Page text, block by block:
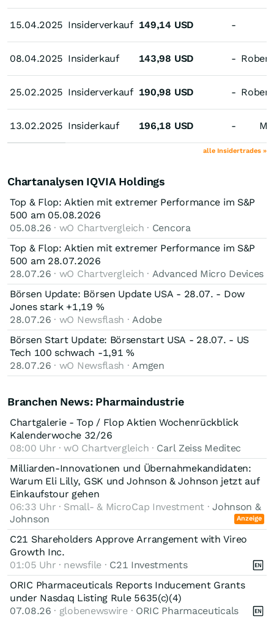
15.04.2025
08.04.2025
25.02.2025
13.02.2025
15.04.2025 Insiderverkauf 149,14 USD -
08.04.2025 Insiderkauf 143,98 USD -
25.02.2025 Insiderverkauf 190,98 USD -
13.02.2025 Insiderkauf 196,18 USD -
alle Insidertrades »
Chartanalysen IQVIA Holdings
Top & Flop: Aktien mit extremer Performance im S&P
500 am 05.08.2026
05.08.26 · wO Chartvergleich · Cencora
Top & Flop: Aktien mit extremer Performance im S&P
500 am 28.07.2026
28.07.26 · wO Chartvergleich · Advanced Micro Devices
Börsen Update: Börsen Update USA - 28.07. - Dow
Jones stark +1,19 %
28.07.26 · wO Newsflash · Adobe
Börsen Start Update: Börsenstart USA - 28.07. - US
Tech 100 schwach -1,91 %
28.07.26 · wO Newsflash · Amgen
Branchen News: Pharmaindustrie
Chartgalerie - Top / Flop Aktien Wochenrückblick
Kalenderwoche 32/26
08:00 Uhr · wO Chartvergleich · Carl Zeiss Meditec
Milliarden-Innovationen und Übernahmekandidaten:
Warum Eli Lilly, GSK und Johnson & Johnson jetzt auf
Einkaufstour gehen
06:33 Uhr · Small- & MicroCap Investment ·Johnson &
Johnson
Anzeige
C21 Shareholders Approve Arrangement with Vireo
Growth Inc.
01:05 Uhr · newsfile · C21 Investments
ORIC Pharmaceuticals Reports Inducement Grants
under Nasdaq Listing Rule 5635(c)(4)
07.08.26 · globenewswire · ORIC Pharmaceuticals